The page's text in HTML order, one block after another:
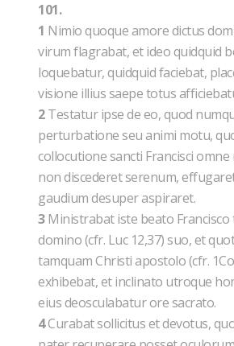
101.
1 Nimio quoque amore dictus
virum flagrabat, et ideo quidquid
loquebatur, quidquid faciebat,
visione illius saepe totus
2Testatur ipse de eo, quod
perturbatione seu animi motu,
collocutione sancti Francisci
non discederet serenum,
gaudium desuper aspiraret.
3Ministrabat iste beato Francisco
domino (cfr. Luc 12,37) suo, et
tamquam Christi apostolo (cfr.
exhibebat, et inclinato utroque
eius deosculabatur ore sacrato.
4Curabat sollicitus et devotus,